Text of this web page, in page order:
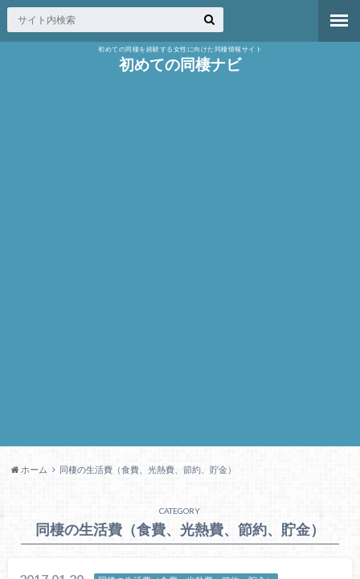
初めての同棲を経験する女性に向けた同棲情報サイト
初めての同棲ナビ
ホーム 同棲の生活費（食費、光熱費、節約、貯金）
CATEGORY
同棲の生活費（食費、光熱費、節約、貯金）